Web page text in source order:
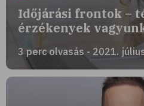
Időjárási frontok –
érzékenyek
3 perc olvasás - 2021.